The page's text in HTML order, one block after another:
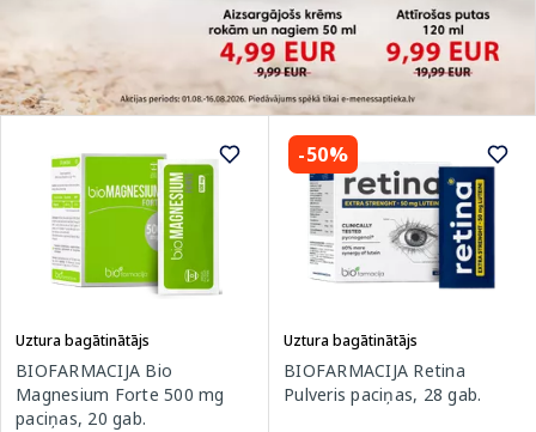
Uztura bagātinātājs
BIOFARMACIJA Bio
Magnesium Forte 500 mg
paciņas, 20 gab.
-50%
Uztura bagātinātājs
BIOFARMACIJA Retina
Pulveris paciņas, 28 gab.